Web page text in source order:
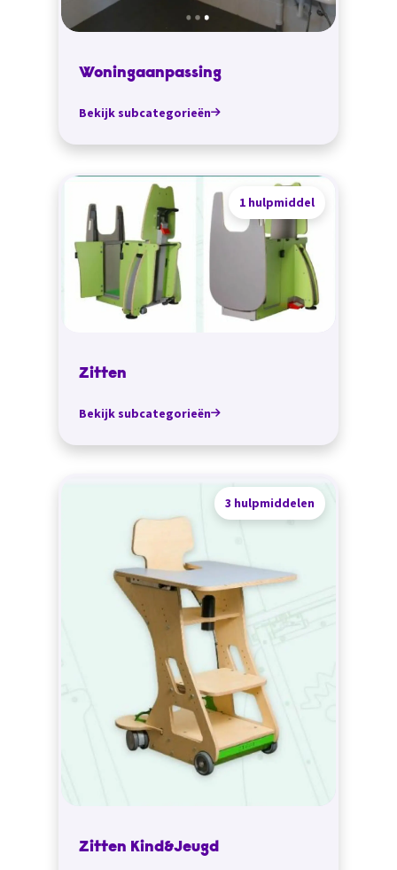
Woningaanpassing
Bekijk subcategorieën
1 hulpmiddel
Zitten
Bekijk subcategorieën
3 hulpmiddelen
Zitten Kind&Jeugd